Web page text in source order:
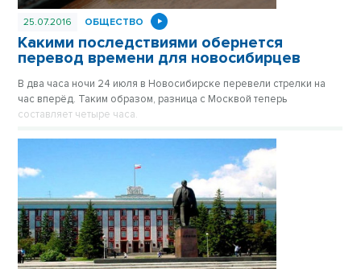
25.07.2016 ОБЩЕСТВО
Какими последствиями обернется
перевод времени для новосибирцев
В два часа ночи 24 июля в Новосибирске перевели стрелки на
час вперёд. Таким образом, разница с Москвой теперь
составляет четыре часа.